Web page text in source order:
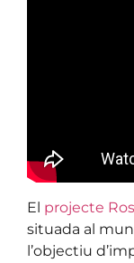
El projecte
situada al
l’objectiu